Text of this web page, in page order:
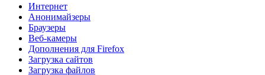
Интернет
Анонимайзеры
Браузеры
Веб-камеры
Дополнения для Firefox
Загрузка сайтов
Загрузка файлов